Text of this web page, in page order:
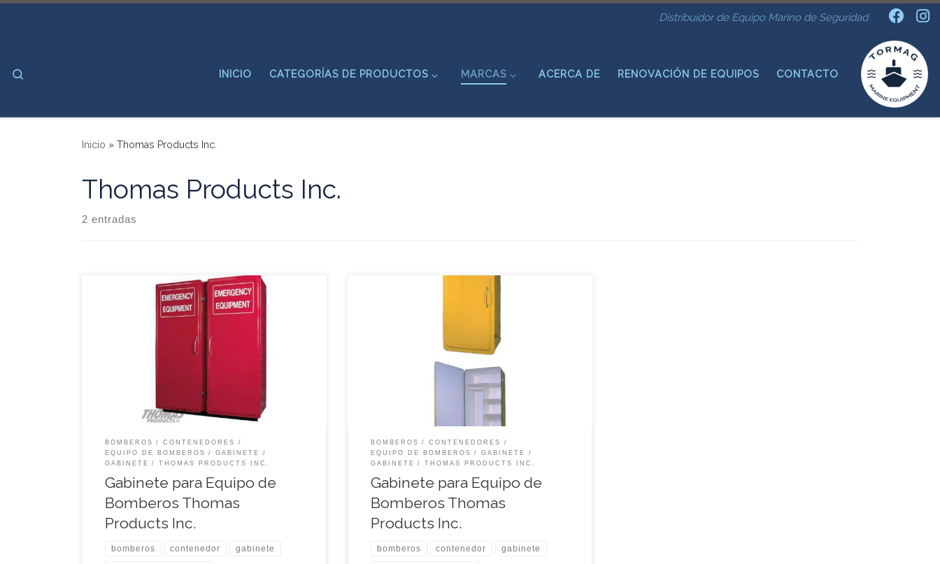
Distribuidor de Equipo Marino de Seguridad
INICIO CATEGORÍAS DE PRODUCTOS MARCAS ACERCA DE RENOVACIÓN DE EQUIPOS CONTACTO
Inicio » Thomas Products Inc.
Thomas Products Inc.
2 entradas
Características: • Fabricado en Fibra de Vidrio.•
Acabado pulido en color rojo bermellón.• Doble
puerta con doble compartimiento.•
Compartimiento izquierdo con tubo para colgar
trajes de bombero.• Compartimiento derecho con
tres repisas que se adaptan adecuadamente para
Manijas y Bisagra de puertas de […]
BOMBEROS
CONTENEDORES
EQUIPO DE BOMBEROS
GABINETE
GABINETE
THOMAS PRODUCTS INC.
Gabinete para Equipo de
Bomberos Thomas
Products Inc.
bomberos contenedor gabinete
Especificaciones: Gabinete fabricado en fibra de
que se adaptan adecuadamente para acomodar
los equipos de brigadas de bomberos. Se
suministra en variedad de colores, siendo el color
Rojo el más recomendado y utilizado. Estos
gabinetes ofrecen una protección superior, con
BOMBEROS
CONTENEDORES
EQUIPO DE BOMBEROS
GABINETE
GABINETE
THOMAS PRODUCTS INC.
Gabinete para Equipo de
Bomberos Thomas
Products Inc.
bomberos contenedor gabinete